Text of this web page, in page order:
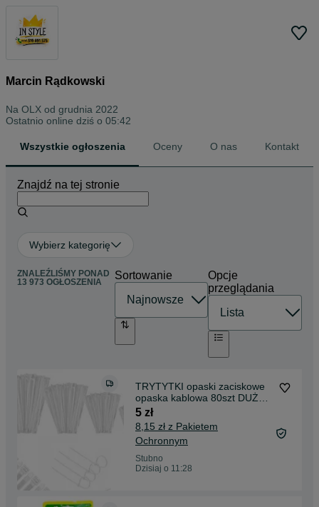
Marcin Rądkowski
Na OLX od grudnia 2022
Ostatnio online dziś o 05:42
Wszystkie ogłoszenia Oceny O nas Kontakt
Znajdź na tej stronie
Wybierz kategorię
ZNALEŹLIŚMY PONAD
13 973 OGŁOSZENIA
Sortowanie
Opcje
przeglądania
TRYTYTKI opaski zaciskowe
opaska kablowa 80szt DUŻY
ZESTAW
5 zł
8,15 zł z Pakietem
Ochronnym
Stubno
Dzisiaj o 11:28